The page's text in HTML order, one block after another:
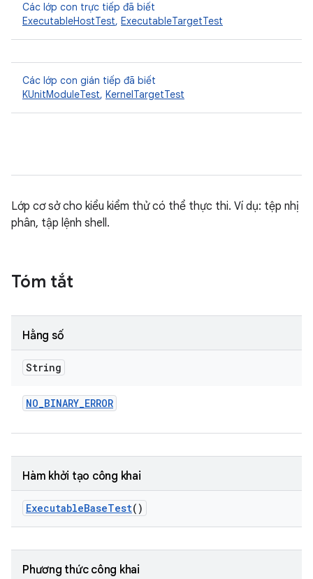
Các lớp con trực tiếp đã biết
ExecutableHostTest, ExecutableTargetTest
Các lớp con gián tiếp đã biết
KUnitModuleTest, KernelTargetTest
Lớp cơ sở cho kiểu kiểm thử có thể thực thi. Ví dụ: tệp nhị
phân, tập lệnh shell.
Tóm tắt
Hằng số
String
NO_BINARY_ERROR
Hàm khởi tạo công khai
ExecutableBaseTest()
Phương thức công khai